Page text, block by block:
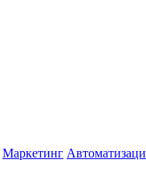
Маркетинг